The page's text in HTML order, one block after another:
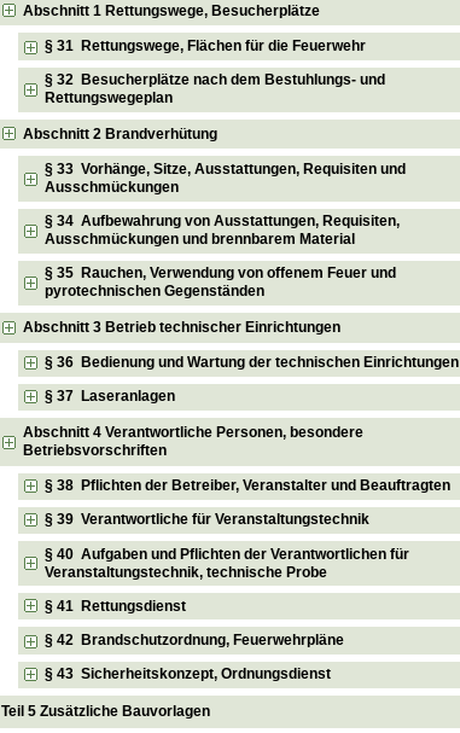
Abschnitt 1 Rettungswege, Besucherplätze
§ 31 Rettungswege, Flächen für die Feuerwehr
§ 32 Besucherplätze nach dem Bestuhlungs- und
Rettungswegeplan
Abschnitt 2 Brandverhütung
§ 33 Vorhänge, Sitze, Ausstattungen, Requisiten und
Ausschmückungen
§ 34 Aufbewahrung von Ausstattungen, Requisiten,
Ausschmückungen und brennbarem Material
§ 35 Rauchen, Verwendung von offenem Feuer und
pyrotechnischen Gegenständen
Abschnitt 3 Betrieb technischer Einrichtungen
§ 36 Bedienung und Wartung der technischen Einrichtungen
§ 37 Laseranlagen
Abschnitt 4 Verantwortliche Personen, besondere
Betriebsvorschriften
§ 38 Pflichten der Betreiber, Veranstalter und Beauftragten
§ 39 Verantwortliche für Veranstaltungstechnik
§ 40 Aufgaben und Pflichten der Verantwortlichen für
Veranstaltungstechnik, technische Probe
§ 41 Rettungsdienst
§ 42 Brandschutzordnung, Feuerwehrpläne
§ 43 Sicherheitskonzept, Ordnungsdienst
Teil 5 Zusätzliche Bauvorlagen